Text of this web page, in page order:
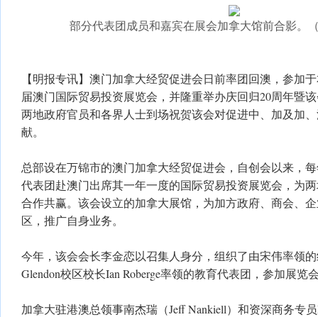
部分代表团成员和嘉宾在展会加拿大馆前合影。
【明报专讯】澳门加拿大经贸促进会日前率团回澳，参加
届澳门国际贸易投资展览会，并隆重举办庆回归20周年暨
两地政府官员和各界人士到场祝贺该会对促进中、加及加
献。
总部设在万锦市的澳门加拿大经贸促进会，自创会以来，
代表团赴澳门出席其一年一度的国际贸易投资展览会，为
合作共赢。该会设立的加拿大展馆，为加方政府、商会、
区，推广自身业务。
今年，该会会长李金恋以召集人身分，组织了由宋伟率领
Glendon校区校长Ian Roberge率领的教育代表团，参加展览
加拿大驻港澳总领事南杰瑞（Jeff Nankiell）和资深商务专